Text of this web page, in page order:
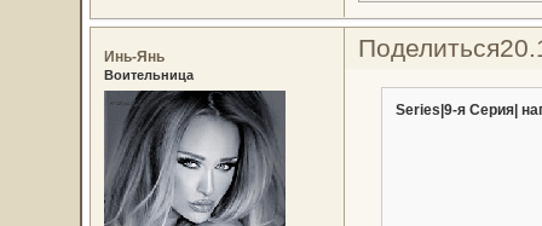
Поделиться
Инь-Янь
Воительница
Series|9-я Серия|